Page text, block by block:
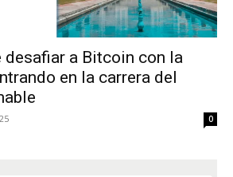
desafiar a Bitcoin con la
en la carrera del
0